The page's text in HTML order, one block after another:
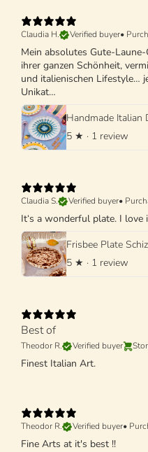
Claudia H.
Verified buyer•
Mein absolutes Gute-
ihrer ganzen Schönheit,
und italienischen Lifestyle…
Unikat…
5 ★ · 1 review
Claudia S.
Verified buyer•
It‘s a wonderful plate. I love
5 ★ · 1 review
Best of
Theodor R. Verified buyer
Finest Italian Art.
Theodor R.
Verified buyer•
Fine Arts at it's best !!